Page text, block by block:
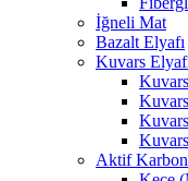
İğneli Mat
Bazalt Elyafı
Kuvars
Aktif Karbon